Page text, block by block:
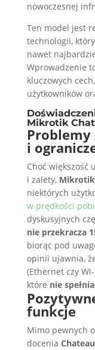
nowoczesnej
Ten model jest
technologii,
nawet
Wprowadzenie
kluczowych
użytkowników
Mikrotik
Problemy
i
Choć większość
i zalety, Mikrotik
niektórych
w prędkości
dyskusyjnych
nie przekracza
biorąc pod
opinii ujawnia,
(Ethernet czy
które nie
funkcje
Mimo pewnych
docenia